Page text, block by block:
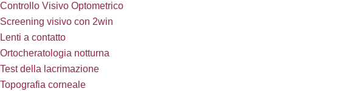
Controllo Visivo Optometrico
Screening visivo con 2win
Lenti a contatto
Ortocheratologia notturna
Test della lacrimazione
Topografia corneale